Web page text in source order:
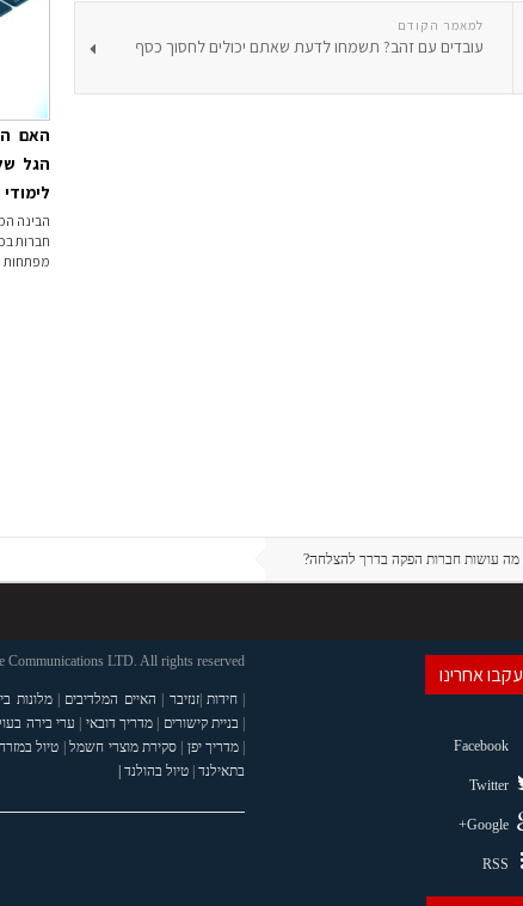
למאמר הקודם
עובדים עם זהב? תשמחו לדעת שאתם יכולים לחסוך כסף
האם
הגל
הבינה
חברות
מפתחות
מה עושות חברות הפקה בדרך להצלחה?
עקבו אחרינו
Facebook
Twitter
Google+
RSS
LTD. All rights reserved
| חידות |זנזיבר | האיים המלדיבים |מלונות
| בניית קישורים |מדריך דובאי | ערי בירה
| מדריך יפן |סקירת מוצרי חשמל| טיול במזרח
בתאילנד| טיול בהולנד |